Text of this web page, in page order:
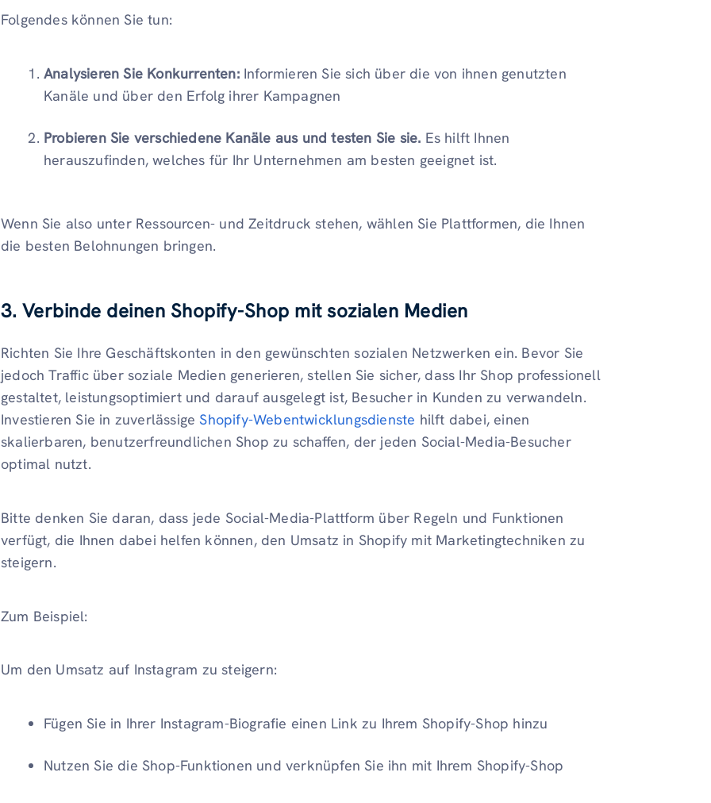
Folgendes können Sie tun:
Analysieren Sie Konkurrenten: Informieren Sie sich über die von ihnen genutzten
Kanäle und über den Erfolg ihrer Kampagnen
Probieren Sie verschiedene Kanäle aus und testen Sie sie. Es hilft Ihnen
herauszufinden, welches für Ihr Unternehmen am besten geeignet ist.
Wenn Sie also unter Ressourcen- und Zeitdruck stehen, wählen Sie Plattformen, die Ihnen
die besten Belohnungen bringen.
3. Verbinde deinen Shopify-Shop mit sozialen Medien
Richten Sie Ihre Geschäftskonten in den gewünschten sozialen Netzwerken ein. Bevor Sie
jedoch Traffic über soziale Medien generieren, stellen Sie sicher, dass Ihr Shop professionell
gestaltet, leistungsoptimiert und darauf ausgelegt ist, Besucher in Kunden zu verwandeln.
Investieren Sie in zuverlässigeShopify-Webentwicklungsdienste hilft dabei, einen
skalierbaren, benutzerfreundlichen Shop zu schaffen, der jeden Social-Media-Besucher
optimal nutzt.
Bitte denken Sie daran, dass jede Social-Media-Plattform über Regeln und Funktionen
verfügt, die Ihnen dabei helfen können, den Umsatz in Shopify mit Marketingtechniken zu
steigern.
Zum Beispiel:
Um den Umsatz auf Instagram zu steigern:
Fügen Sie in Ihrer Instagram-Biografie einen Link zu Ihrem Shopify-Shop hinzu
Nutzen Sie die Shop-Funktionen und verknüpfen Sie ihn mit Ihrem Shopify-Shop